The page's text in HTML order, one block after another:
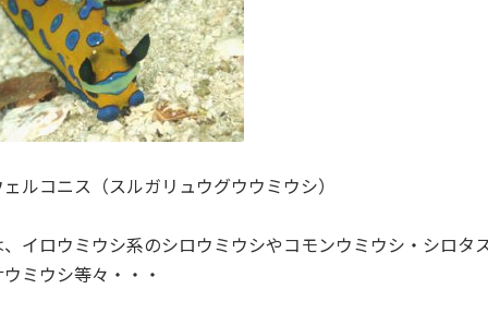
ルコニス（スルガリュウグウウミウシ）
イロウミウシ系のシロウミウシやコモンウミウシ・シロタ
ミウシ等々・・・